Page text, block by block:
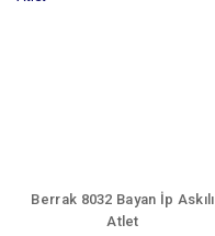
Berrak 8032 Bayan İp Askılı
Atlet